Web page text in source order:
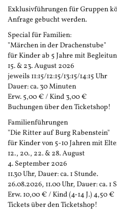
Exklusivführungen für Gruppen
Anfrage gebucht werden.
Special für Familien:
"Märchen in der Drachenstube"
für Kinder ab 5 Jahre mit
15. & 23. August 2026
jeweils 11:15/12:15/13:15/14:15 Uhr
Dauer: ca. 30 Minuten
Erw. 5,00 € / Kind 3,00 €
Buchungen über den Ticketshop!
Familienführungen
"Die Ritter auf Burg Rabenstein"
für Kinder von 5-10 Jahren mit
12., 20., 22. & 28. August
4. September 2026
11.30 Uhr, Dauer: ca. 1 Stunde.
26.08.2026, 11.00 Uhr, Dauer: ca. 1
Erw. 10,00 € / Kind (4-14 J.) 4,50 €
Tickets über den Ticketshop!